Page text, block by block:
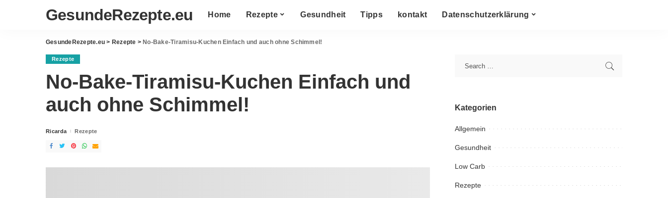
GesundeRezepte.eu Home Rezepte Gesundheit Tipps kontakt Datenschutzerklärung
GesundeRezepte.eu > Rezepte > No-Bake-Tiramisu-Kuchen Einfach und auch ohne Schimmel!
Rezepte
No-Bake-Tiramisu-Kuchen Einfach und
auch ohne Schimmel!
Posted
Ricarda Rezepte
Kategorien
Allgemein
Gesundheit
Low Carb
Rezepte